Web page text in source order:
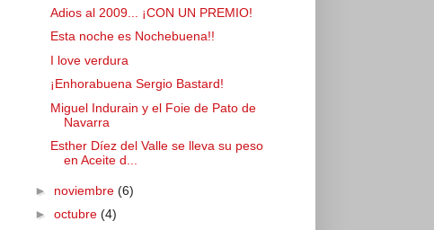
Adios al 2009... ¡CON UN PREMIO!
Esta noche es Nochebuena!!
I love verdura
¡Enhorabuena Sergio Bastard!
Miguel Indurain y el Foie de Pato de
Navarra
Esther Díez del Valle se lleva su peso
en Aceite d...
► noviembre (6)
► octubre (4)